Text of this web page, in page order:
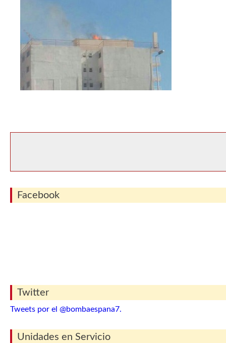
Facebook
Twitter
Tweets por el @bombaespana7.
Unidades en Servicio